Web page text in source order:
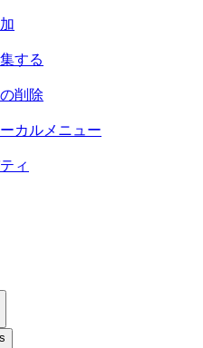
する
削除
カルメニュー
ィ